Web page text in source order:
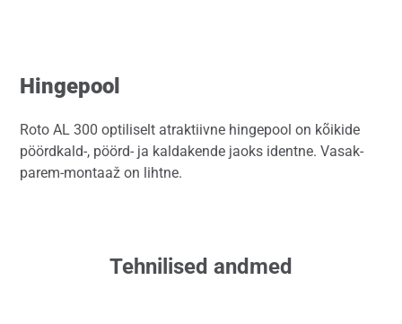
Hingepool
Roto AL 300 optiliselt atraktiivne hingepool on kõikide
pöördkald-, pöörd- ja kaldakende jaoks identne. Vasak-
parem-montaaž on lihtne.
Tehnilised andmed